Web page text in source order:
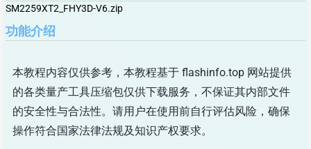
迎积极反馈，Flashinfo尽量维护最正确的
▪Flashinfo APP更新技术规格和量产工具标
SM2259XT2_FHY3D-V6.zip
功能介绍
本教程内容仅供参考，本教程基于 flashinfo.top 网站提供
的各类量产工具压缩包仅供下载服务，不保证其内部文件
的安全性与合法性。请用户在使用前自行评估风险，确保
操作符合国家法律法规及知识产权要求。